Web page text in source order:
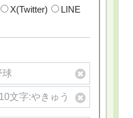
X(Twitter)
LINE